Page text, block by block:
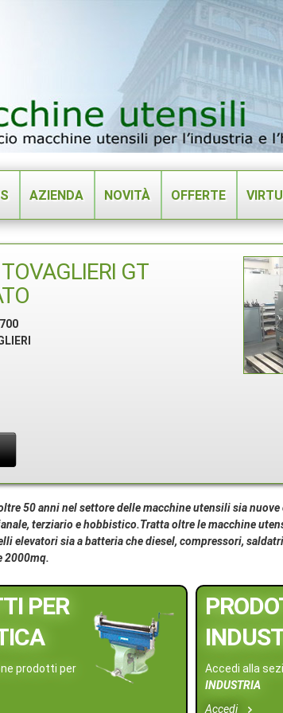
AZIENDA NOVITÀ OFFERTE
GT
oltre 50 anni nel settore delle macchine utensili sia
terziario e hobbistico.Tratta oltre le macchine
elevatori sia a batteria che diesel, compressori,
2000mq.
PER
prodotti per
Accedi alla
INDUSTRIA
Accedi